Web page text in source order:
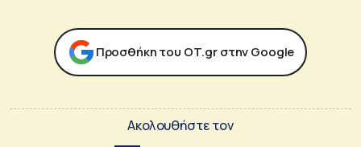
Προσθήκη του ΟΤ.gr στην Google
Ακολουθήστε τον